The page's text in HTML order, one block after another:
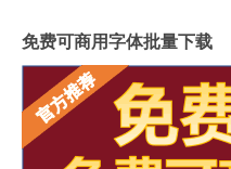
免费可商用字体批量下载